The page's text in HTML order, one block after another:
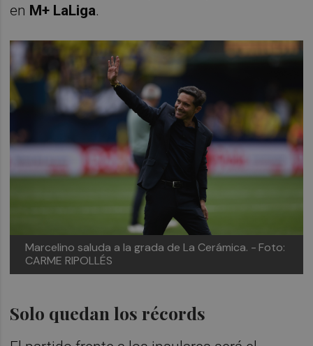
en M+ LaLiga.
Marcelino saluda a la grada de La Cerámica. - Foto:
CARME RIPOLLÉS
Solo quedan los récords